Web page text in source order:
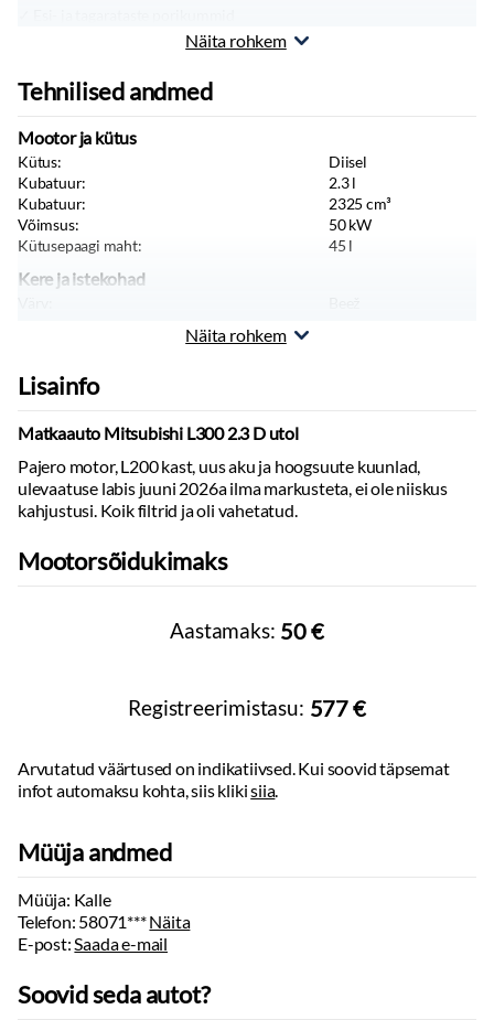
Näita rohkem
Tehnilised andmed
Mootor ja kütus
Kütus:
Diisel
Kubatuur:
2.3l
Kubatuur:
2325 cm³
Võimsus:
50kW
Kütusepaagi maht:
45 l
Kere ja istekohad
Pikkus:
Kõrgus:
Sõiduki tüüp:
Matkaauto
Massid, haagis, teljevahe
Täismass:
Kandevõime:
Näita rohkem
Lisainfo
Matkaauto Mitsubishi L300 2.3 D utol
Pajero motor, L200 kast, uus aku ja hoogsuute kuunlad,
ulevaatuse labis juuni 2026a ilma markusteta, ei ole niiskus
kahjustusi. Koik filtrid ja oli vahetatud.
Mootorsõidukimaks
Aastamaks: 50 €
Registreerimistasu: 577 €
Arvutatud väärtused on indikatiivsed. Kui soovid täpsemat
infot automaksu kohta, siis klikisiia.
Müüja andmed
Müüja: Kalle
Telefon: 58071***Näita
E-post:Saada e-mail
Soovid seda autot?